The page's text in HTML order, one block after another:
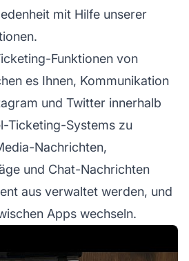
mit Hilfe unserer
Funktionen von
es Ihnen, Kommunikation
und Twitter innerhalb
Ticketing-Systems zu
Nachrichten,
und Chat-Nachrichten
aus verwaltet werden, und
Apps wechseln.